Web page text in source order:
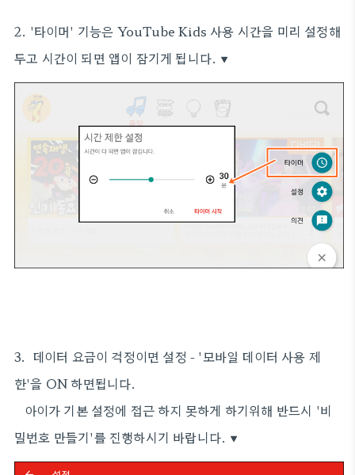
2. '타이머' 기능은 YouTube Kids 사용 시간을 미리 설정해
두고 시간이 되면 앱이 잠기게 됩니다. ▼
3. 데이터 요금이 걱정이면 설정 - '모바일 데이터 사용 제
한'을 ON 하면됩니다.
아이가 기본 설정에 접근 하지 못하게 하기위해 반드시 '비
밀번호 만들기'를 진행하시기 바랍니다. ▼